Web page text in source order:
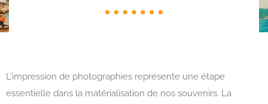
L’impression de photographies représente une étape
essentielle dans la matérialisation de nos souvenirs. La